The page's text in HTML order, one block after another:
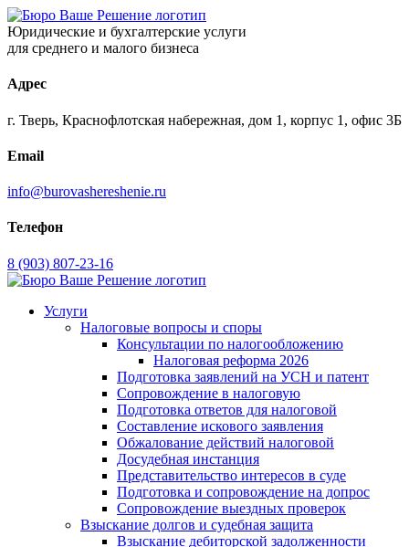
Юридические и бухгалтерские услуги
для среднего и малого бизнеса
Адрес
г. Тверь, Краснофлотская набережная, дом 1, корпус 1, офис 3Б
Email
info@burovashereshenie.ru
Телефон
8 (903) 807‑23‑16
Услуги
Налоговые вопросы и споры
Консультации по налогообложению
Налоговая реформа 2026
Подготовка заявлений на УСН и патент
Сопровождение в налоговую
Подготовка ответов для налоговой
Составление искового заявления
Обжалование действий налоговой
Досудебная инстанция
Представительство интересов в суде
Подготовка и сопровождение на допрос
Сопровождение выездных проверок
Взыскание долгов и судебная защита
Взыскание дебиторской задолженности